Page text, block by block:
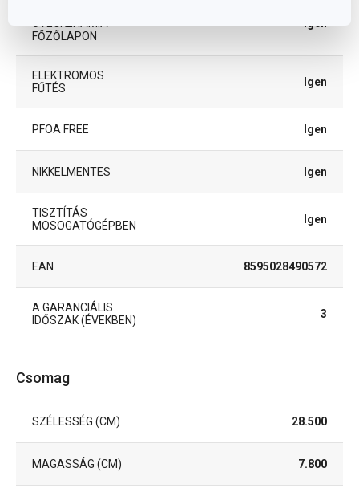
ÜVEGKERÁMIA
FŐZŐLAPON
Igen
ELEKTROMOS
FŰTÉS
Igen
PFOA FREE Igen
NIKKELMENTES Igen
TISZTÍTÁS
MOSOGATÓGÉPBEN
Igen
EAN 8595028490572
A GARANCIÁLIS
IDŐSZAK (ÉVEKBEN)
3
Csomag
SZÉLESSÉG (CM) 28.500
MAGASSÁG (CM) 7.800